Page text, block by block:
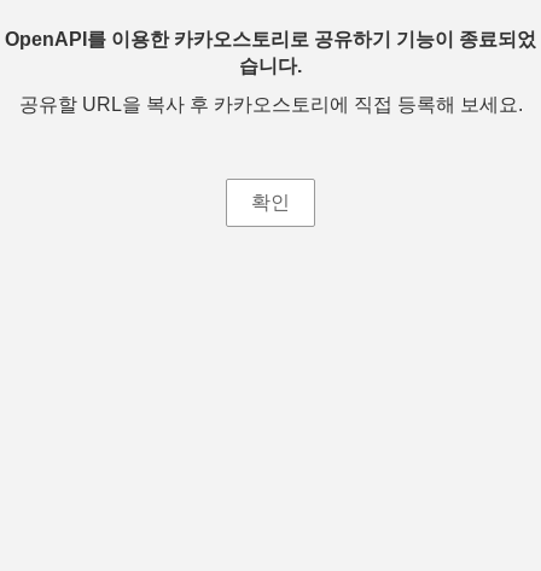
OpenAPI를 이용한 카카오스토리로 공유하기 기능이 종료되었
습니다.
공유할 URL을 복사 후 카카오스토리에 직접 등록해 보세요.
확인